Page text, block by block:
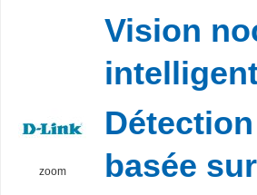
zoom
Vision
basée